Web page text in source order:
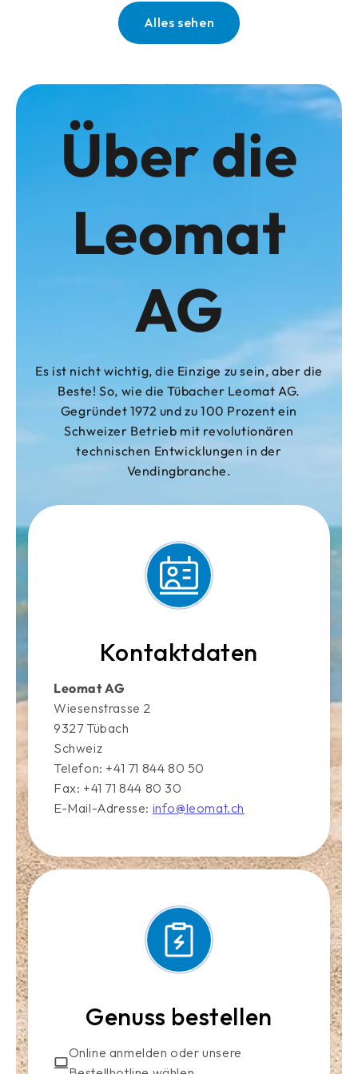
Alles sehen
Über die
Leomat
AG
Es ist nicht wichtig, die Einzige zu sein, aber die
Beste! So, wie die Tübacher Leomat AG.
Gegründet 1972 und zu 100 Prozent ein
Schweizer Betrieb mit revolutionären
technischen Entwicklungen in der
Vendingbranche.
Kontaktdaten
Leomat AG
Wiesenstrasse 2
9327 Tübach
Schweiz
Telefon: +41 71 844 80 50
Fax: +41 71 844 80 30
E-Mail-Adresse: info@leomat.ch
Genuss bestellen
Online anmelden oder unsere